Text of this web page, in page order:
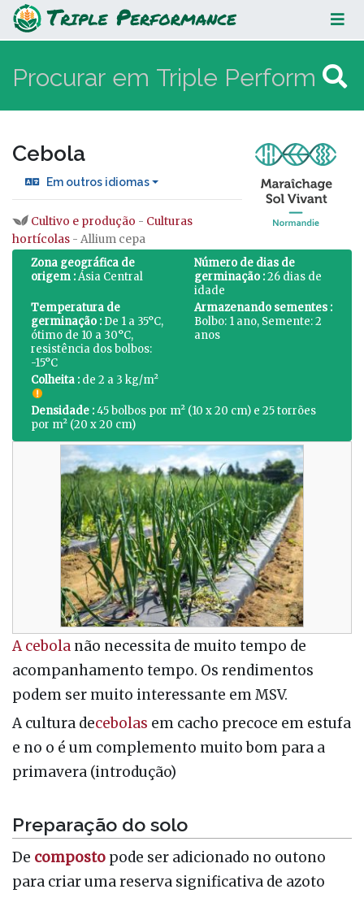
Cebola
Cebola
Em outros idiomas
Ir para:navegação , procurar
Cultivo e produção - Culturas
hortícolas - Allium cepa
Zona geográfica de
origem :Ásia Central
Número de dias de
germinação :26 dias de
idade
Temperatura de
germinação : De 1 a 35°C,
ótimo de 10 a 30°C,
resistência dos bolbos:
-15°C
Armazenando sementes :
Bolbo: 1 ano, Semente: 2
anos
Colheita : de 2 a 3 kg/m²
Densidade :45 bolbos por m² (10 x 20 cm) e 25 torrões
por m² (20 x 20 cm)
A cebola não necessita de muito tempo de
acompanhamento tempo. Os rendimentos
podem ser muito interessante em MSV.
A cultura decebolas em cacho precoce em estufa
e no o é um complemento muito bom para a
primavera (introdução)
Preparação do solo
De composto pode ser adicionado no outono
para criar uma reserva significativa de azoto